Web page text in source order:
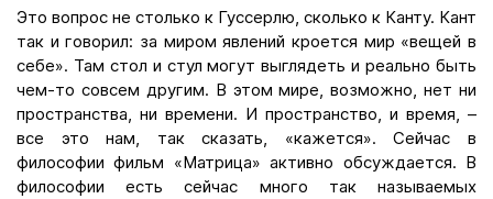
Это вопрос не столько к Гуссерлю, сколько к Канту. Кант
так и говорил: за миром явлений кроется мир «вещей в
себе». Там стол и стул могут выглядеть и реально быть
чем-то совсем другим. В этом мире, возможно, нет ни
пространства, ни времени. И пространство, и время, –
все это нам, так сказать, «кажется». Сейчас в
философии фильм «Матрица» активно обсуждается. В
философии есть сейчас много так называемых